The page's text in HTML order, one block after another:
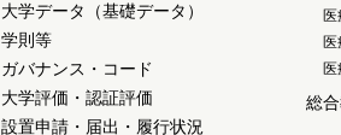
大学データ（基礎データ）
学則等
ガバナンス・コード
大学評価・認証評価
設置申請・届出・履行状況
総